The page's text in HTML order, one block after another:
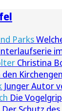
Parks
Christina
den
Junger Autor
Die